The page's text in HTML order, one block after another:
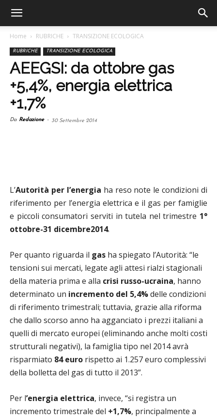
Home RUBRICHE TRANSIZIONE ECOLOGICA
RUBRICHE TRANSIZIONE ECOLOGICA
AEEGSI: da ottobre gas
+5,4%, energia elettrica
+1,7%
Da Redazione - 30 Settembre 2014
L’Autorità per l’energia ha reso note le condizioni di
riferimento per l’energia elettrica e il gas per famiglie
e piccoli consumatori serviti in tutela nel trimestre 1°
ottobre-31 dicembre2014.
Per quanto riguarda il gas ha spiegato l’Autorità: “le
tensioni sui mercati, legate agli attesi rialzi stagionali
della materia prima e alla crisi russo-ucraina, hanno
determinato un incremento del 5,4%delle condizioni
di riferimento trimestrali; tuttavia, grazie alla riforma
che dallo scorso anno ha agganciato i prezzi italiani a
quelli di mercato europei (eliminando anche molti costi
strutturali negativi), la famiglia tipo nel 2014 avrà
risparmiato 84 euro rispetto ai 1.257 euro complessivi
della bolletta del gas di tutto il 2013”.
Per l’energia elettrica, invece, “si registra un
incremento trimestrale del +1,7%, principalmente a